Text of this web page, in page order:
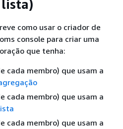
lista)
como usar o criador de
console para criar uma
que tenha:
cada membro) que usam a
cada membro) que usam a
cada membro) que usam a